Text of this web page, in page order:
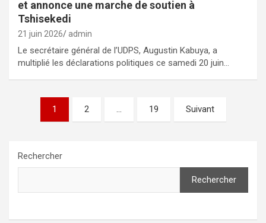
et annonce une marche de soutien à
Tshisekedi
21 juin 2026 admin
Le secrétaire général de l’UDPS, Augustin Kabuya, a
multiplié les déclarations politiques ce samedi 20 juin…
Pagination
1 2 … 19 Suivant
Rechercher
Rechercher